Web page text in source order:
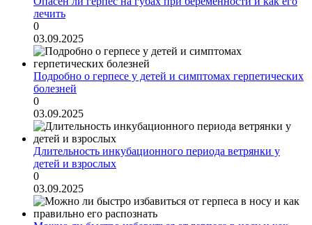
лечить
0
03.09.2025
Подробно о герпесе у детей и симптомах герпетических
болезней
0
03.09.2025
Длительность инкубационного периода ветрянки у
детей и взрослых
0
03.09.2025